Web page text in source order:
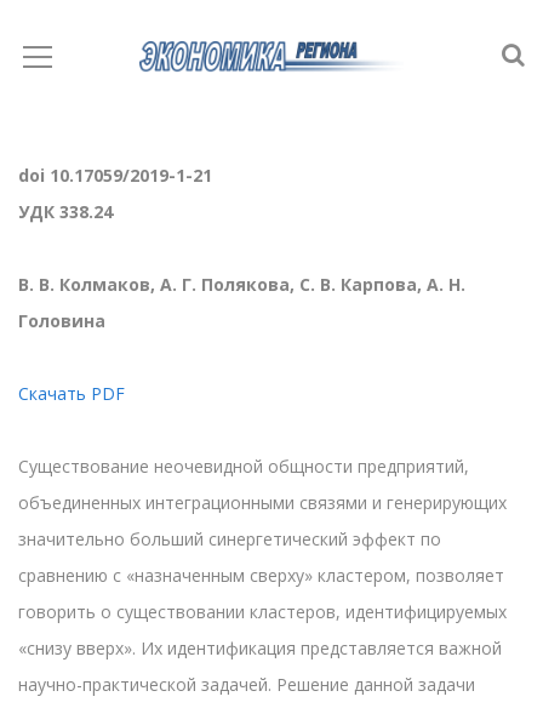
doi 10.17059/2019-1-21
УДК 338.24
В. В. Колмаков, А. Г. Полякова, С. В. Карпова, А. Н.
Головина
Скачать PDF
Существование неочевидной общности предприятий,
объединенных интеграционными связями и генерирующих
значительно больший синергетический эффект по
сравнению с «назначенным сверху» кластером, позволяет
говорить о существовании кластеров, идентифицируемых
«снизу вверх». Их идентификация представляется важной
научно-практической задачей. Решение данной задачи